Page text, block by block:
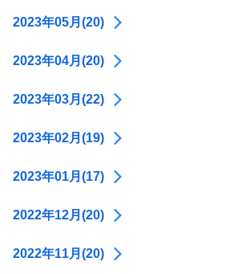
2023年05月(20)
2023年04月(20)
2023年03月(22)
2023年02月(19)
2023年01月(17)
2022年12月(20)
2022年11月(20)